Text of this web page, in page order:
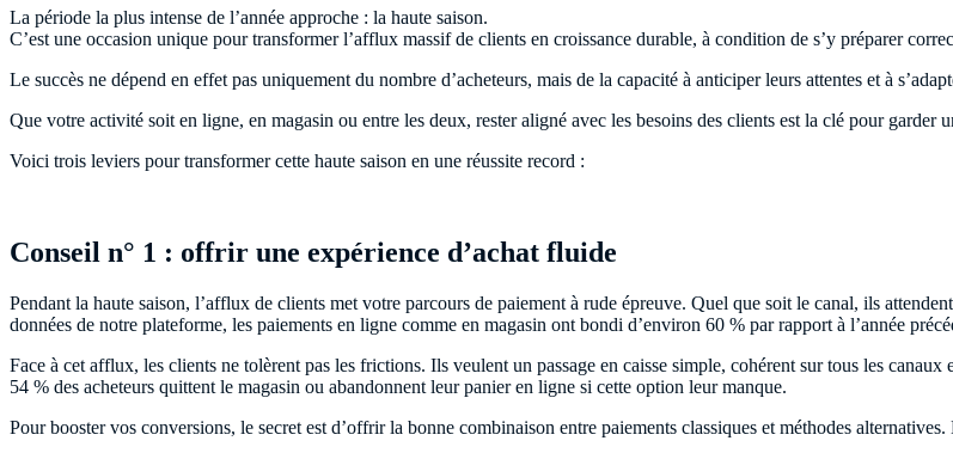
La période la plus intense de l’année approche : la haute saison.
C’est une occasion unique pour transformer l’afflux massif de clients en croissance durable, à condition de s’y préparer
Le succès ne dépend en effet pas uniquement du nombre d’acheteurs, mais de la capacité à anticiper leurs attentes et à
Que votre activité soit en ligne, en magasin ou entre les deux, rester aligné avec les besoins des clients est la clé pour garder
Voici trois leviers pour transformer cette haute saison en une réussite record :
Conseil n° 1 : offrir une expérience d’achat fluide
Pendant la haute saison, l’afflux de clients met votre parcours de paiement à rude épreuve. Quel que soit le canal, ils
données de notre plateforme, les paiements en ligne comme en magasin ont bondi d’environ 60 % par rapport à l’année
Face à cet afflux, les clients ne tolèrent pas les frictions. Ils veulent un passage en caisse simple, cohérent sur tous les
54 % des acheteurs quittent le magasin ou abandonnent leur panier en ligne si cette option leur manque.
Pour booster vos conversions, le secret est d’offrir la bonne combinaison entre paiements classiques et méthodes